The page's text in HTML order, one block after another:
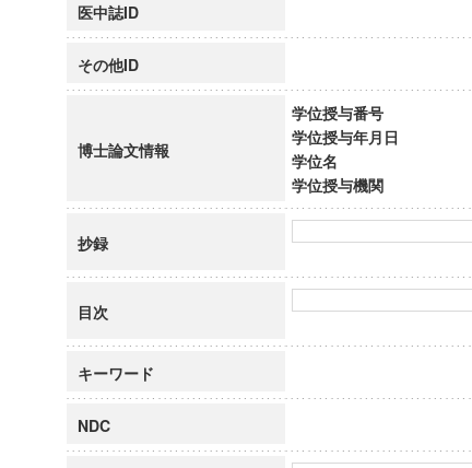
医中誌ID
その他ID
博士論文情報
学位授与番号
学位授与年月日
学位名
学位授与機関
抄録
目次
キーワード
NDC